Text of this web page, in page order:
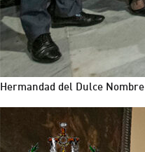
Hermandad del Dulce Nombre